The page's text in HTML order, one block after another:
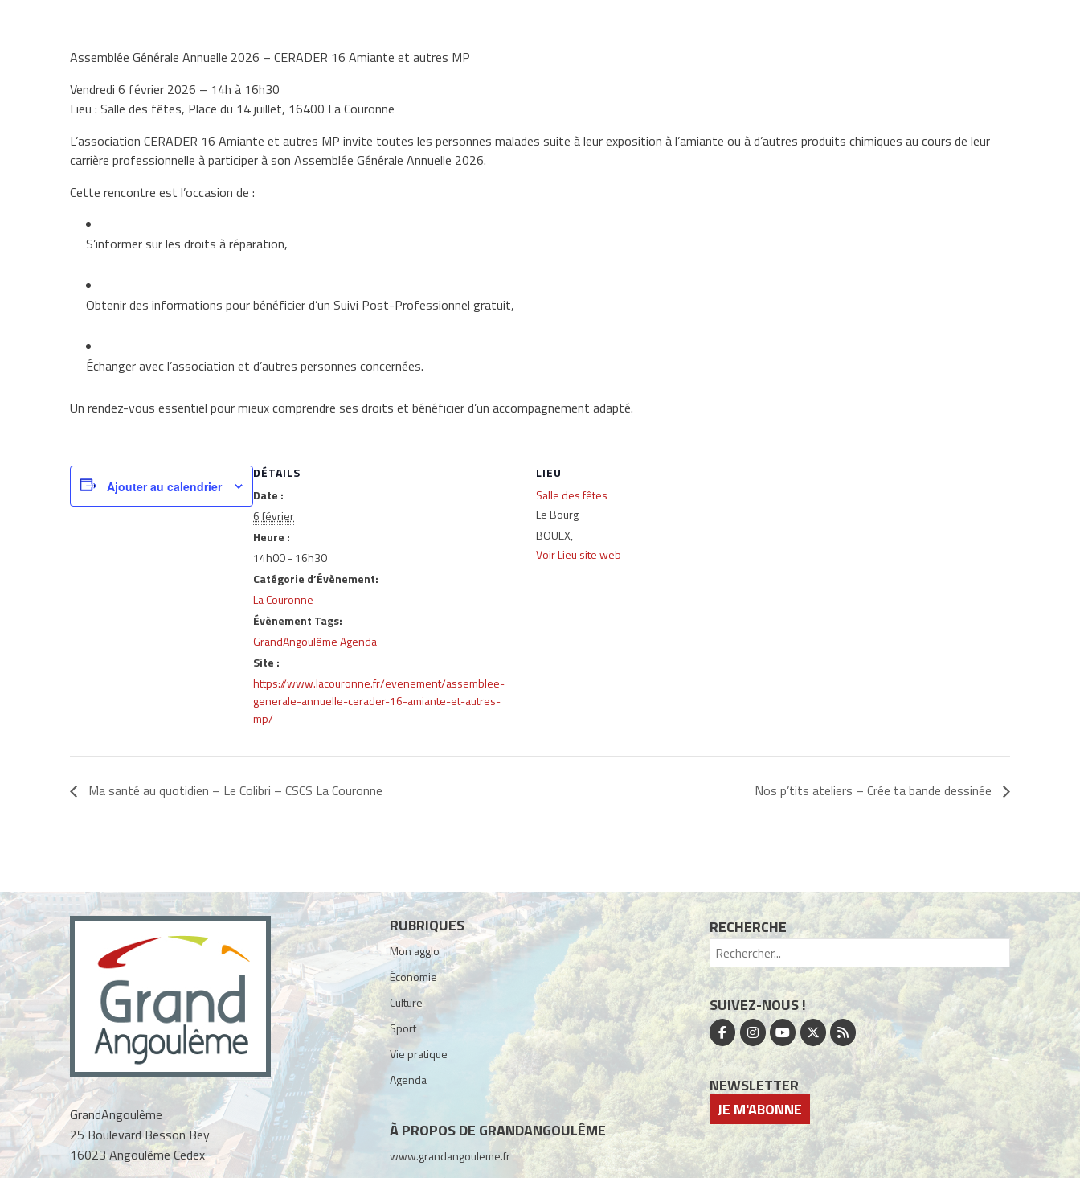
Assemblée Générale Annuelle 2026 – CERADER 16 Amiante et autres MP
Vendredi 6 février 2026 – 14h à 16h30
Lieu : Salle des fêtes, Place du 14 juillet, 16400 La Couronne
L’association CERADER 16 Amiante et autres MP invite toutes les personnes malades suite à leur exposition à l’amiante ou à d’autres produits chimiques au cours de leur
carrière professionnelle à participer à son Assemblée Générale Annuelle 2026.
Cette rencontre est l’occasion de :
S’informer sur les droits à réparation,
Obtenir des informations pour bénéficier d’un Suivi Post-Professionnel gratuit,
Échanger avec l’association et d’autres personnes concernées.
Un rendez-vous essentiel pour mieux comprendre ses droits et bénéficier d’un accompagnement adapté.
Ajouter au calendrier
DÉTAILS
Date :
6 février
Heure :
14h00 - 16h30
Catégorie d’Évènement:
La Couronne
Évènement Tags:
GrandAngoulême Agenda
Site :
https://www.lacouronne.fr/evenement/assemblee-
generale-annuelle-cerader-16-amiante-et-autres-
mp/
LIEU
Salle des fêtes
Le Bourg
BOUEX,
Voir Lieu site web
Ma santé au quotidien – Le Colibri – CSCS La Couronne Nos p’tits ateliers – Crée ta bande dessinée
GrandAngoulême
25 Boulevard Besson Bey
16023 Angoulême Cedex
RUBRIQUES
Mon agglo
Économie
Culture
Sport
Vie pratique
Agenda
À PROPOS DE GRANDANGOULÊME
www.grandangouleme.fr
RECHERCHE
SUIVEZ-NOUS !
NEWSLETTER
JE M'ABONNE